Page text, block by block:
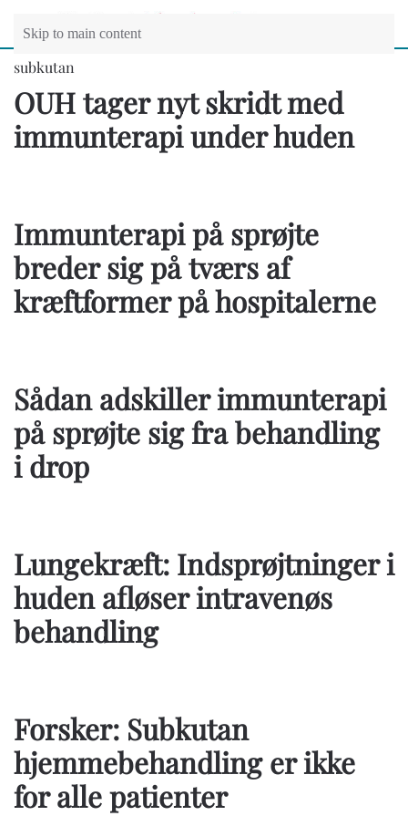
Skip to main content
subkutan
OUH tager nyt skridt med
immunterapi under huden
Immunterapi på sprøjte
breder sig på tværs af
kræftformer på hospitalerne
Sådan adskiller immunterapi
på sprøjte sig fra behandling
i drop
Lungekræft: Indsprøjtninger i
huden afløser intravenøs
behandling
Forsker: Subkutan
hjemmebehandling er ikke
for alle patienter